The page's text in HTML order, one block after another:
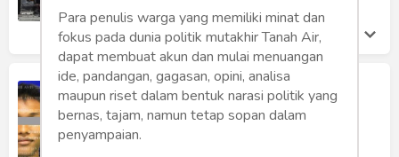
Internasional
Bisnis
Humaniora
Sketsa
Akui Saja, Pelaku Teror di Medan Itu
Muslim
Eko Kuntadhi
Kamis 14 Nov, 2019
Para penulis warga yang memiliki minat dan
fokus pada dunia politik mutakhir Tanah Air,
dapat membuat akun dan mulai menuangan
ide, pandangan, gagasan, opini, analisa
maupun riset dalam bentuk narasi politik yang
bernas, tajam, namun tetap sopan dalam
penyampaian.